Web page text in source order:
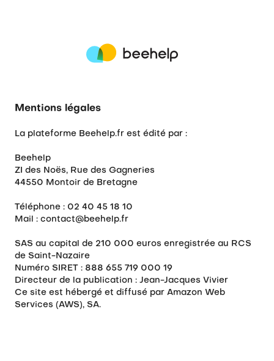
Mentions légales
La plateforme Beehelp.fr est édité par :
Beehelp
ZI des Noës, Rue des Gagneries
44550 Montoir de Bretagne
Téléphone : 02 40 45 18 10
Mail : contact@beehelp.fr
SAS au capital de 210 000 euros enregistrée au RCS
de Saint-Nazaire
Numéro SIRET : 888 655 719 000 19
Directeur de la publication : Jean-Jacques Vivier
Ce site est hébergé et diffusé par Amazon Web
Services (AWS), SA.